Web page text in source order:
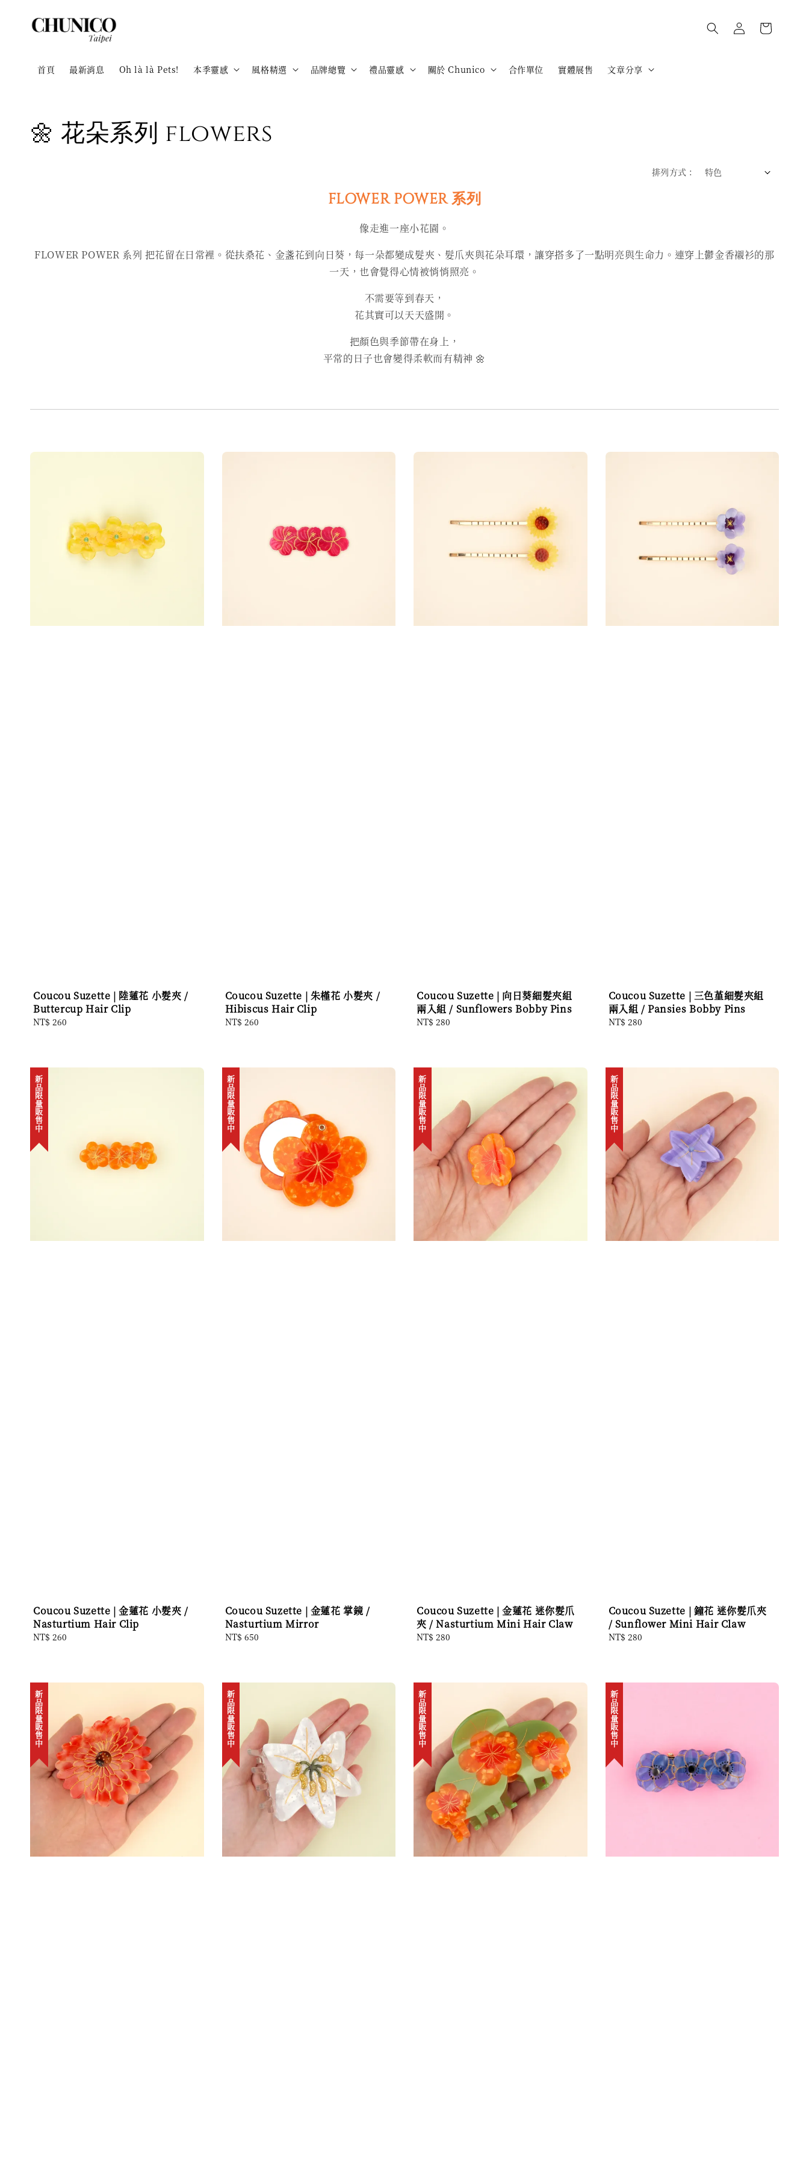
首頁 最新消息 Oh là là Pets! 本季靈感 風格精選 品牌總覽 禮品靈感 關於 Chunico 合作單位 實體展售 文章分享
🌼 花朵系列 flowers
排列方式 :
FLOWER POWER 系列
像走進一座小花園。
FLOWER POWER 系列 把花留在日常裡。從扶桑花、金盞花到向日葵，每一朵都變成髮夾、髮爪夾與花朵耳環，讓穿搭多了一點明亮與生命力。連穿上鬱金香襯衫的那
一天，也會覺得心情被悄悄照亮。
不需要等到春天，
花其實可以天天盛開。
把顏色與季節帶在身上，
平常的日子也會變得柔軟而有精神 🌼
Coucou Suzette | 陸蓮花 小髮夾 /
Buttercup Hair Clip
Regular
NT$ 260
Coucou Suzette | 朱槿花 小髮夾 /
Hibiscus Hair Clip
Regular
NT$ 260
Coucou Suzette | 向日葵細髮夾組
兩入組 / Sunflowers Bobby Pins
Regular
NT$ 280
Coucou Suzette | 三色堇細髮夾組
兩入組 / Pansies Bobby Pins
Regular
NT$ 280
新品限量販售中
Coucou Suzette | 金蓮花 小髮夾 /
Nasturtium Hair Clip
Regular
NT$ 260
新品限量販售中
Coucou Suzette | 金蓮花 掌鏡 /
Nasturtium Mirror
Regular
NT$ 650
新品限量販售中
Coucou Suzette | 金蓮花 迷你髮爪
夾 / Nasturtium Mini Hair Claw
Regular
NT$ 280
新品限量販售中
Coucou Suzette | 鐘花 迷你髮爪夾
/ Sunflower Mini Hair Claw
Regular
NT$ 280
新品限量販售中 新品限量販售中 新品限量販售中 新品限量販售中